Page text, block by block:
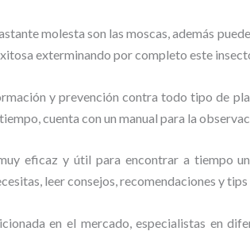
molesta son las moscas, además
exterminando por completo este
y prevención contra todo tipo de
cuenta con un manual para la
eficaz y útil para encontrar a tiempo
leer consejos, recomendaciones y
en el mercado, especialistas en